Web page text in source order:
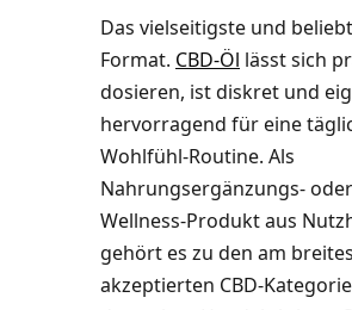
Das vielseitigste und
Format. CBD-Öl lässt sich
dosieren, ist diskret und
hervorragend für eine
Wohlfühl-Routine. Als
Nahrungsergänzungs- oder
Wellness-Produkt aus
gehört es zu den am
akzeptierten CBD-